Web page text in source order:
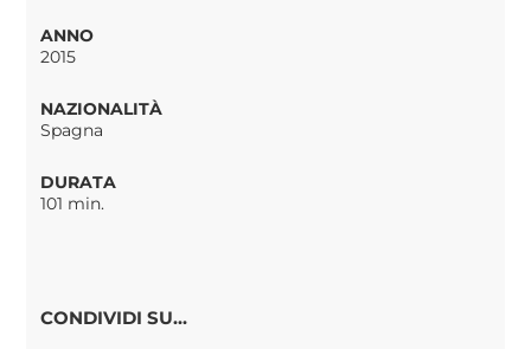
ANNO
2015
NAZIONALITÀ
Spagna
DURATA
101 min.
CONDIVIDI SU...